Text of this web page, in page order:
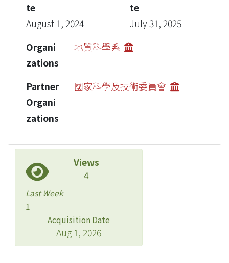
te
August 1, 2024
te
July 31, 2025
Organi
zations
地質科學系
Partner
Organi
zations
國家科學及技術委員會
Views
4
Last Week
1
Acquisition Date
Aug 1, 2026